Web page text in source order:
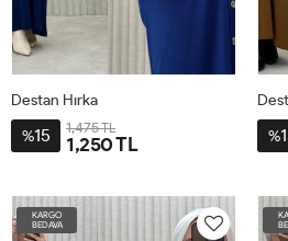
60
Destan Hırka
%15 1,475 TL
1,250 TL %
KARGO
BEDAVA